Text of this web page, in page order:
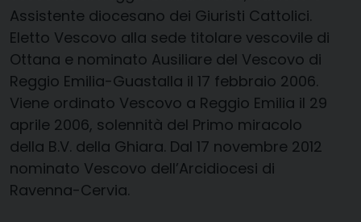
Assistente diocesano dei Giuristi Cattolici.
Eletto Vescovo alla sede titolare vescovile di
Ottana e nominato Ausiliare del Vescovo di
Reggio Emilia-Guastalla il 17 febbraio 2006.
Viene ordinato Vescovo a Reggio Emilia il 29
aprile 2006, solennità del Primo miracolo
della B.V. della Ghiara. Dal 17 novembre 2012
nominato Vescovo dell’Arcidiocesi di
Ravenna-Cervia.